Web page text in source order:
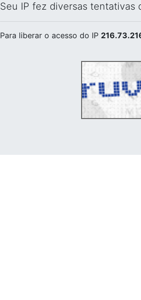
Seu IP fez diversas tentativas
Para liberar o acesso do IP